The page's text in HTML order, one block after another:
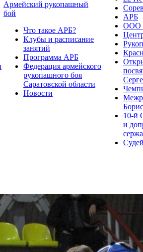
Армейский рукопашный
бой
Что такое АРБ?
Клубы и расписание
занятий
Программа АРБ
Федерация армейского
рукопашного боя
Саратовской области
Новости
АРБ
ООО
10-й
и